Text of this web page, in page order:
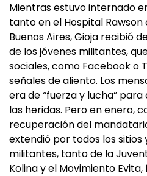
Mientras estuvo internado
tanto en el Hospital
Buenos Aires, Gioja recibió
de los jóvenes militantes,
sociales, como Facebook o
señales de aliento. Los
era de “fuerza y lucha”
las heridas. Pero en enero,
recuperación del
extendió por todos los sitios
militantes, tanto de la
Kolina y el Movimiento Evita,